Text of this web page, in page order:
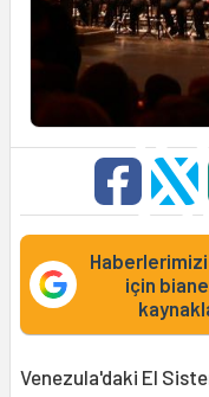
için
Venezula'daki El